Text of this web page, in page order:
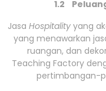
1.2
Jasa Hospitality yang
yang menawarkan
ruangan, dan
Teaching Factory
pertimbangan-